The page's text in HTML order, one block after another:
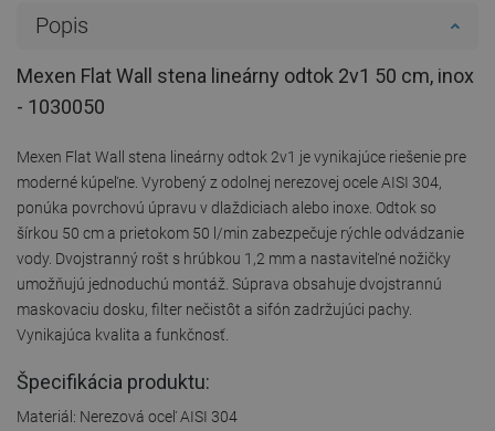
Popis
Mexen Flat Wall stena lineárny odtok 2v1 50 cm, inox
- 1030050
Mexen Flat Wall stena lineárny odtok 2v1 je vynikajúce riešenie pre
moderné kúpeľne. Vyrobený z odolnej nerezovej ocele AISI 304,
ponúka povrchovú úpravu v dlaždiciach alebo inoxe. Odtok so
šírkou 50 cm a prietokom 50 l/min zabezpečuje rýchle odvádzanie
vody. Dvojstranný rošt s hrúbkou 1,2 mm a nastaviteľné nožičky
umožňujú jednoduchú montáž. Súprava obsahuje dvojstrannú
maskovaciu dosku, filter nečistôt a sifón zadržujúci pachy.
Vynikajúca kvalita a funkčnosť.
Špecifikácia produktu:
Materiál: Nerezová oceľ AISI 304